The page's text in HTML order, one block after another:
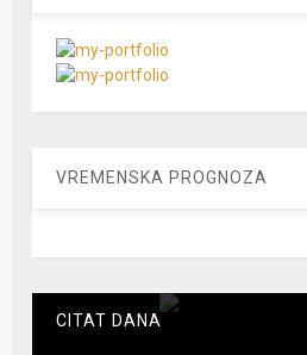
VREMENSKA PROGNOZA
CITAT DANA